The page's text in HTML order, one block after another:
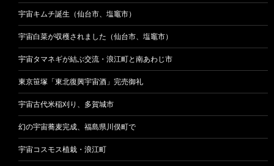
宇宙キムチ誕生（仙台市、塩竈市）
宇宙白菜が収穫されました（仙台市、塩竈市）
宇宙タマネギが結ぶ交流・浪江町と南あわじ市
東京笹塚「東北復興宇宙酒」完売御礼
宇宙古代米稲刈り、多賀城市
幻の宇宙蕎麦完成、福島県川俣町で
宇宙コスモス植栽・浪江町